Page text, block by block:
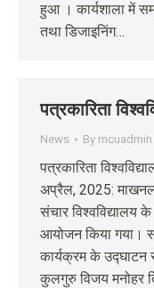
हुआ । कार्यशाला में
तथा डिजाइनिंग…
पत्रकारिता
News By mcuadmin
पत्रकारिता
अप्रैल, 2025:
संचार विश्वविद्यालय
आयोजन किया गया।
कार्यक्रम के उद्घाटन
कुलगुरु विजय मनोहर